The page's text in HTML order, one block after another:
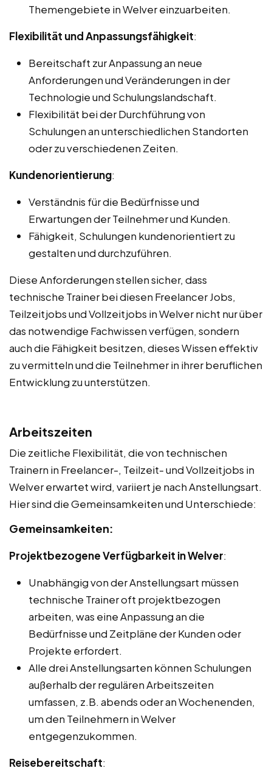
Themengebiete in Welver einzuarbeiten.
Flexibilität und Anpassungsfähigkeit:
Bereitschaft zur Anpassung an neue
Anforderungen und Veränderungen in der
Technologie und Schulungslandschaft.
Flexibilität bei der Durchführung von
Schulungen an unterschiedlichen Standorten
oder zu verschiedenen Zeiten.
Kundenorientierung:
Verständnis für die Bedürfnisse und
Erwartungen der Teilnehmer und Kunden.
Fähigkeit, Schulungen kundenorientiert zu
gestalten und durchzuführen.
Diese Anforderungen stellen sicher, dass
technische Trainer bei diesen Freelancer Jobs,
Teilzeitjobs und Vollzeitjobs in Welver nicht nur über
das notwendige Fachwissen verfügen, sondern
auch die Fähigkeit besitzen, dieses Wissen effektiv
zu vermitteln und die Teilnehmer in ihrer beruflichen
Entwicklung zu unterstützen.
Arbeitszeiten
Die zeitliche Flexibilität, die von technischen
Trainern in Freelancer-, Teilzeit- und Vollzeitjobs in
Welver erwartet wird, variiert je nach Anstellungsart.
Hier sind die Gemeinsamkeiten und Unterschiede:
Gemeinsamkeiten:
Projektbezogene Verfügbarkeit in Welver:
Unabhängig von der Anstellungsart müssen
technische Trainer oft projektbezogen
arbeiten, was eine Anpassung an die
Bedürfnisse und Zeitpläne der Kunden oder
Projekte erfordert.
Alle drei Anstellungsarten können Schulungen
außerhalb der regulären Arbeitszeiten
umfassen, z.B. abends oder an Wochenenden,
um den Teilnehmern in Welver
entgegenzukommen.
Reisebereitschaft: